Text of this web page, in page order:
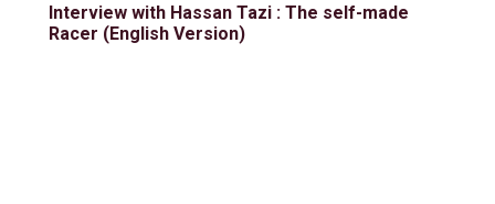
Interview with Hassan Tazi : The self-made
Racer (English Version)